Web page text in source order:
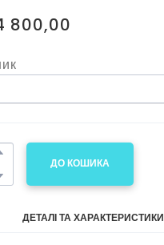
800,00
ДО КОШИКА
ДЕТАЛІ ТА ХАРАКТЕРИСТИКИ